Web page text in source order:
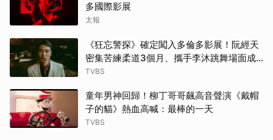
多國際影展
太報
《狂忘警探》確定闖入多倫多影展！阮經天
密集苦練柔道3個月、攜手李沐跳舞場面成
經典
TVBS
童年男神回歸！柳丁哥哥飆高音聲演《戴帽
子的貓》熱血高喊：最棒的一天
TVBS